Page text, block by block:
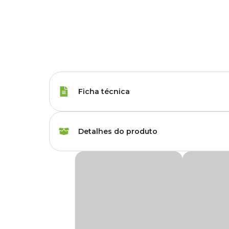
Ficha técnica
Gênero Unissex
Detalhes do produto